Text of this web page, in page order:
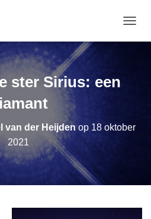
ster Sirius: een
van der Heijden op 18 oktober
2021